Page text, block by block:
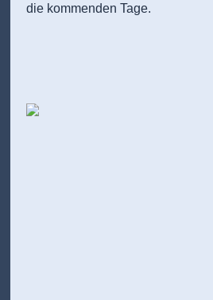
die kommenden Tage.